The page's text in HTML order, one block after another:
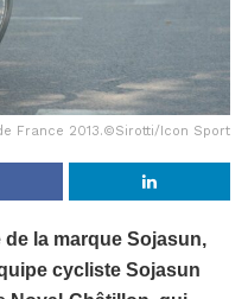
France 2013.©Sirotti/Icon Sport
de la marque Sojasun,
cycliste Sojasun